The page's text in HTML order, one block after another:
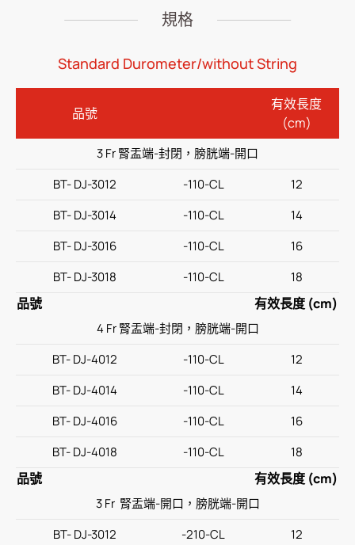
規格
Standard Durometer/without String
品號
有效長度
(cm)
3 Fr 腎盂端-封閉，膀胱端-開口
BT- DJ-3012
-110-CL
12
BT- DJ-3014
-110-CL
14
BT- DJ-3016
-110-CL
16
BT- DJ-3018
-110-CL 18
品號 有效長度 (cm)
4 Fr 腎盂端-封閉，膀胱端-開口
BT- DJ-4012
-110-CL
12
BT- DJ-4014
-110-CL
14
BT- DJ-4016
-110-CL
16
BT- DJ-4018
-110-CL 18
品號 有效長度 (cm)
3 Fr 腎盂端-開口，膀胱端-開口
BT- DJ-3012
-210-CL
12
輸液治療
醫療零件
居家照護
人才招募
企業永續
聯絡我們
繁體中文 English 简体中文